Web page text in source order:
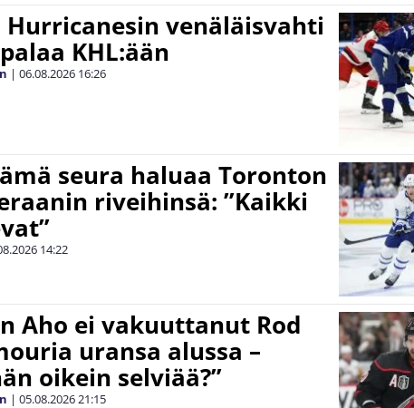
Hurricanesin venäläisvahti
KHL:ään
| 06.08.2026 16:26
seura haluaa Toronton
riveihinsä: ”Kaikki
14:22
Aho ei vakuuttanut Rod
uransa alussa –
oikein selviää?”
| 05.08.202621:15